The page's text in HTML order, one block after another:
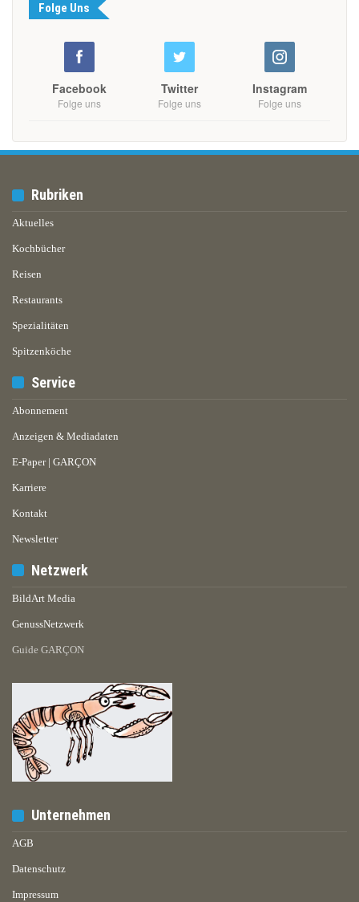
Folge Uns
Facebook
Folge uns
Twitter
Folge uns
Instagram
Folge uns
Rubriken
Aktuelles
Kochbücher
Reisen
Restaurants
Spezialitäten
Spitzenköche
Service
Abonnement
Anzeigen & Mediadaten
E-Paper | GARÇON
Karriere
Kontakt
Newsletter
Netzwerk
BildArt Media
GenussNetzwerk
Guide GARÇON
Unternehmen
AGB
Datenschutz
Impressum